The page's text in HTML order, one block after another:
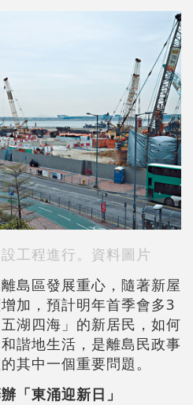
工程進行。資料圖片
島區發展重心，隨著新屋
加，預計明年首季會多3
湖四海」的新居民，如何
諧地生活，是離島民政事
其中一個重要問題。
「東涌迎新日」